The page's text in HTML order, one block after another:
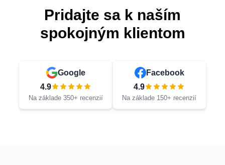
Pridajte sa k naším
spokojným klientom
Google
4.9
Na základe 350+ recenzií
Facebook
4.9
Na základe 150+ recenzií